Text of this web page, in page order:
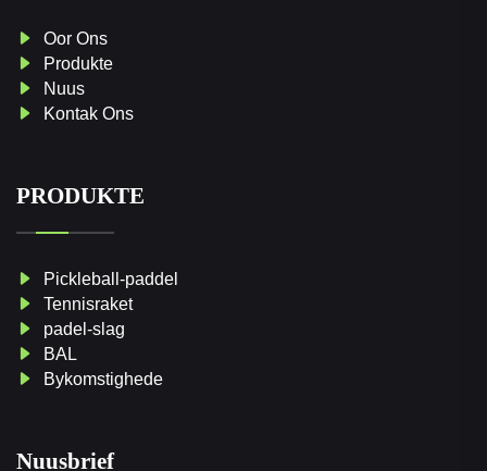
Oor Ons
Produkte
Nuus
Kontak Ons
PRODUKTE
Pickleball-paddel
Tennisraket
padel-slag
BAL
Bykomstighede
Nuusbrief